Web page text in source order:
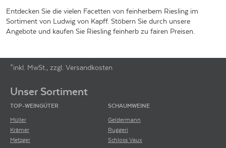
Entdecken Sie die vielen Facetten von feinherbem Riesling im
Sortiment von Ludwig von Kapff. Stöbern Sie durch unsere
Angebote und kaufen Sie Riesling feinherb zu fairen Preisen.
*inkl. MwSt., zzgl. Versandkosten
Unser Sortiment
TOP-WEINGÜTER
Müller
Krämer
Metzger
SCHAUMWEINE
Geldermann
Ruggeri
Schloss Vaux